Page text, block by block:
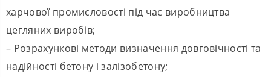
харчової промисловості під час виробництва
цегляних виробів;
– Розрахункові методи визначення довговічності та
надійності бетону і залізобетону;